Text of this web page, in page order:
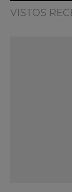
VISTOS